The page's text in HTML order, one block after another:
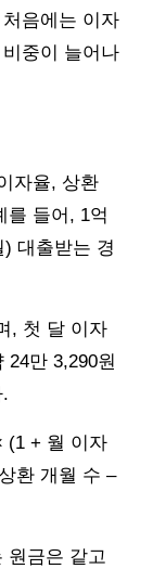
음에는 이자
중이 늘어나
자율, 상환
를 들어, 1억
대출받는 경
, 첫 달 이자
24만 3,290원
(1 + 월 이자
환 개월 수 –
원금은 같고